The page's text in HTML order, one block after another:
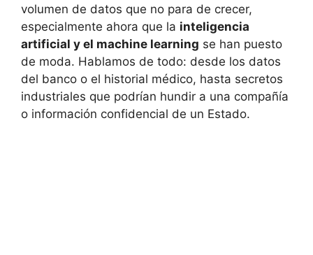
volumen de datos que no para de crecer,
especialmente ahora que la inteligencia
artificial y el machine learning se han puesto
de moda. Hablamos de todo: desde los datos
del banco o el historial médico, hasta secretos
industriales que podrían hundir a una compañía
o información confidencial de un Estado.